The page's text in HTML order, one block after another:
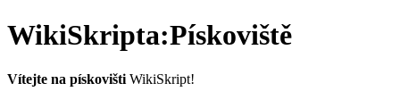
WikiSkripta:Pískoviště
Vítejte na pískovišti WikiSkript!